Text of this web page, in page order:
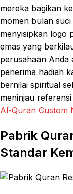
mereka bagikan
momen bulan
menyisipkan logo
emas yang
perusahaan Anda
penerima hadiah
bernilai spiritual
meninjau
Al-Quran Custom
Pabrik
Standar